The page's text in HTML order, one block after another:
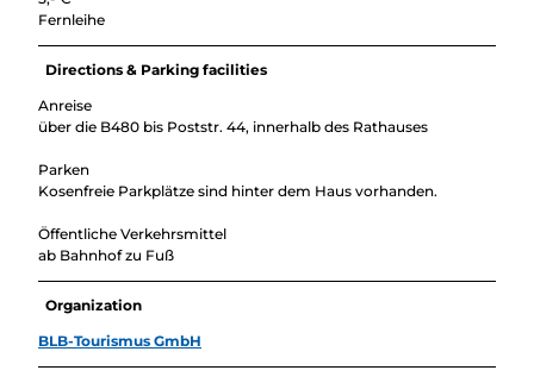
Fernleihe
Directions & Parking facilities
Anreise
über die B480 bis Poststr. 44, innerhalb des Rathauses
Parken
Kosenfreie Parkplätze sind hinter dem Haus vorhanden.
Öffentliche Verkehrsmittel
ab Bahnhof zu Fuß
Organization
BLB-Tourismus GmbH